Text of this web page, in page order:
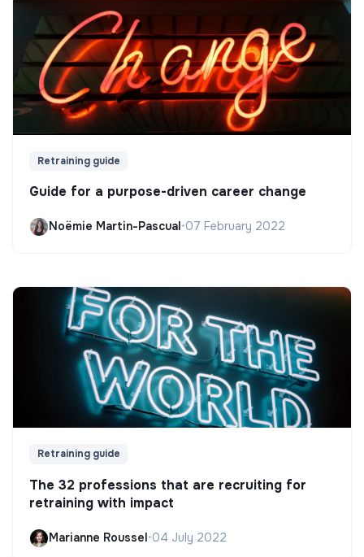
Retraining guide
Guide for a purpose-driven career change
Noëmie Martin-Pascual •07 February 2022
Retraining guide
The 32 professions that are recruiting for
retraining with impact
Marianne Roussel•04 July 2022